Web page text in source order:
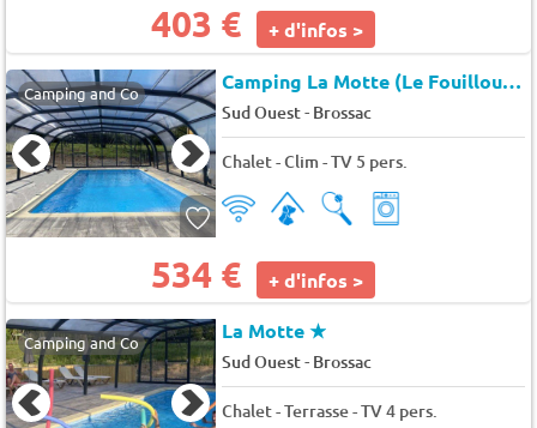
403 € + d'infos >
Camping and Co Camping La Motte (Le Fouilloux à 15 km)
Sud Ouest- Brossac
Chalet - Clim - TV 5 pers.
534 € + d'infos >
Camping and Co La Motte★
Sud Ouest- Brossac
Chalet - Terrasse - TV 4 pers.